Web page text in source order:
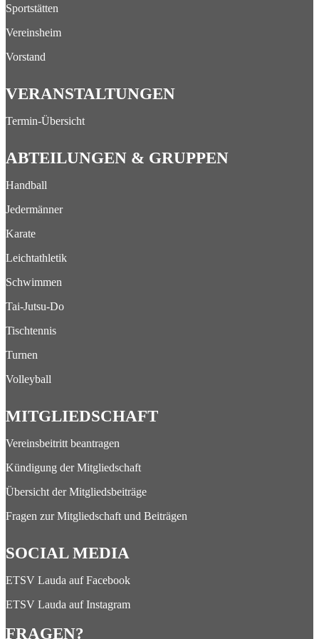
Sportstätten
Vereinsheim
Vorstand
VERANSTALTUNGEN
Termin-Übersicht
ABTEILUNGEN & GRUPPEN
Handball
Jedermänner
Karate
Leichtathletik
Schwimmen
Tai-Jutsu-Do
Tischtennis
Turnen
Volleyball
MITGLIEDSCHAFT
Vereinsbeitritt beantragen
Kündigung der Mitgliedschaft
Übersicht der Mitgliedsbeiträge
Fragen zur Mitgliedschaft und Beiträgen
SOCIAL MEDIA
ETSV Lauda auf Facebook
ETSV Lauda auf Instagram
FRAGEN?